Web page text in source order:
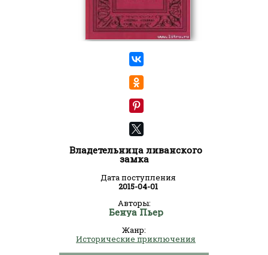
Владетельница ливанского
замка
Дата поступления
2015-04-01
Авторы:
Бенуа Пьер
Жанр:
Исторические приключения